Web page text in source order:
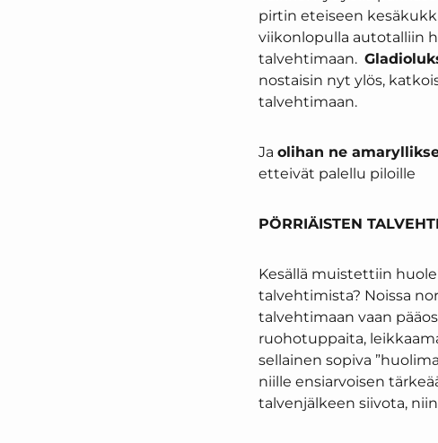
pirtin eteiseen
viikonlopulla autotalliin
talvehtimaan.
nostaisin nyt ylös,
talvehtimaan.
Ja olihan ne
etteivät palellu piloille
PÖRRIÄISTEN
Kesällä muistettiin
talvehtimista? Noissa
talvehtimaan vaan
ruohotuppaita,
sellainen sopiva
niille ensiarvoisen
talvenjälkeen siivota,